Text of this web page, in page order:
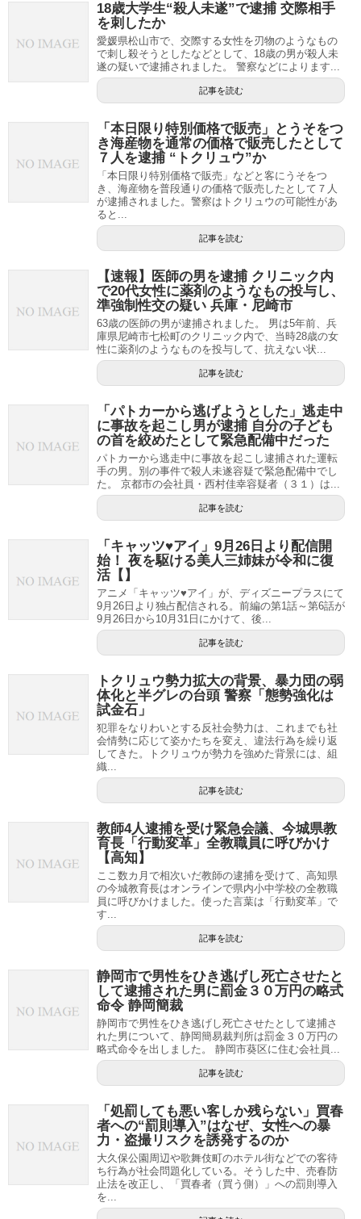
18歳大学生“殺人未遂”で逮捕 交際相手
を刺したか
愛媛県松山市で、交際する女性を刃物のようなもの
で刺し殺そうとしたなどとして、18歳の男が殺人未
遂の疑いで逮捕されました。 警察などによります...
記事を読む
「本日限り特別価格で販売」とうそをつ
き海産物を通常の価格で販売したとして
７人を逮捕 “トクリュウ”か
「本日限り特別価格で販売」などと客にうそをつ
き、海産物を普段通りの価格で販売したとして７人
が逮捕されました。警察はトクリュウの可能性があ
ると...
記事を読む
【速報】医師の男を逮捕 クリニック内
で20代女性に薬剤のようなもの投与し、
準強制性交の疑い 兵庫・尼崎市
63歳の医師の男が逮捕されました。 男は5年前、兵
庫県尼崎市七松町のクリニック内で、当時28歳の女
性に薬剤のようなものを投与して、抗えない状...
記事を読む
「パトカーから逃げようとした」逃走中
に事故を起こし男が逮捕 自分の子ども
の首を絞めたとして緊急配備中だった
パトカーから逃走中に事故を起こし逮捕された運転
手の男。別の事件で殺人未遂容疑で緊急配備中でし
た。 京都市の会社員・西村佳幸容疑者（３１）は...
記事を読む
「キャッツ♥アイ」9月26日より配信開
始！ 夜を駆ける美人三姉妹が令和に復
活【】
アニメ「キャッツ♥アイ」が、ディズニープラスにて
9月26日より独占配信される。前編の第1話～第6話が
9月26日から10月31日にかけて、後...
記事を読む
トクリュウ勢力拡大の背景、暴力団の弱
体化と半グレの台頭 警察「態勢強化は
試金石」
犯罪をなりわいとする反社会勢力は、これまでも社
会情勢に応じて姿かたちを変え、違法行為を繰り返
してきた。トクリュウが勢力を強めた背景には、組
織...
記事を読む
教師4人逮捕を受け緊急会議、今城県教
育長「行動変革」全教職員に呼びかけ
【高知】
ここ数カ月で相次いだ教師の逮捕を受けて、高知県
の今城教育長はオンラインで県内小中学校の全教職
員に呼びかけました。使った言葉は「行動変革」で
す...
記事を読む
静岡市で男性をひき逃げし死亡させたと
して逮捕された男に罰金３０万円の略式
命令 静岡簡裁
静岡市で男性をひき逃げし死亡させたとして逮捕さ
れた男について、静岡簡易裁判所は罰金３０万円の
略式命令を出しました。 静岡市葵区に住む会社員...
記事を読む
「処罰しても悪い客しか残らない」買春
者への“罰則導入”はなぜ、女性への暴
力・盗撮リスクを誘発するのか
大久保公園周辺や歌舞伎町のホテル街などでの客待
ち行為が社会問題化している。そうした中、売春防
止法を改正し、「買春者（買う側）」への罰則導入
を...